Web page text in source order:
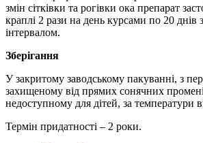
змін сітківки та рогівки ока препарат
краплі 2 рази на день курсами по 20 днів
інтервалом.
Зберігання
У закритому заводському пакуванні, з
захищеному від прямих сонячних
недоступному для дітей, за температури
Термін придатності – 2 роки.